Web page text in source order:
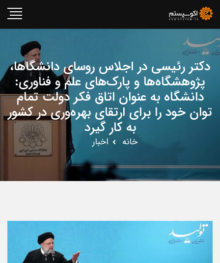
دکتر رئیسی در اجلاس روسای دانشگا‌ها،
پژوهشگاه‌ها و پارک‌های علم و فناوری:
دانشگاه به عنوان اتاق فکر دولت تمام
توان خود را برای ارتقای بهره‌وری در کشور
به کار گیرد
خانه اخبار